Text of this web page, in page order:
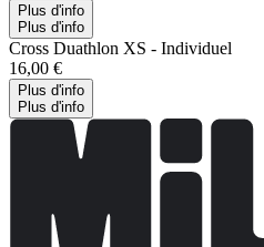
Plus d'info
Plus d'info
Cross Duathlon XS - Individuel
16,00 €
Plus d'info
Plus d'info